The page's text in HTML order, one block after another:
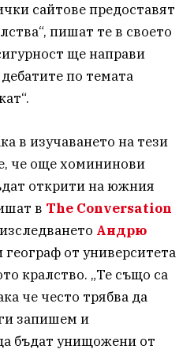
сайтове предоставят
пишат те в своето
ще направи
по темата
в изучаването на тези
че още хомининови
открити на южния
в The Conversation
Андрю
от университета
кралство. „Те също са
че често трябва да
запишем и
бъдат унищожени от